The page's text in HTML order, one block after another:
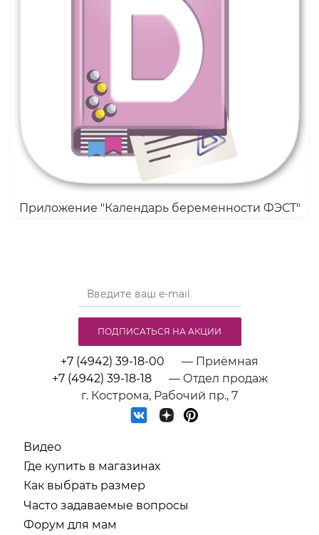
Приложение "Календарь беременности ФЭСТ"
+7 (4942) 39-18-00
— Приёмная
+7 (4942) 39-18-18
— Отдел продаж
г. Кострома, Рабочий пр., 7
Видео
Где купить в магазинах
Как выбрать размер
Часто задаваемые вопросы
Форум для мам
ПОДПИСАТЬСЯ НА АКЦИИ